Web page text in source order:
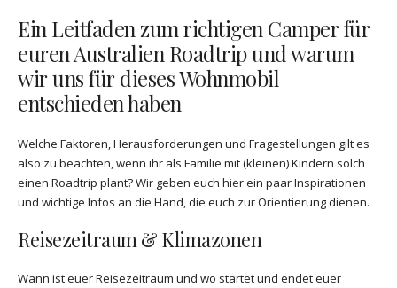
Ein Leitfaden zum richtigen Camper für
euren Australien Roadtrip und warum
wir uns für dieses Wohnmobil
entschieden haben
Welche Faktoren, Herausforderungen und Fragestellungen gilt es
also zu beachten, wenn ihr als Familie mit (kleinen) Kindern solch
einen Roadtrip plant? Wir geben euch hier ein paar Inspirationen
und wichtige Infos an die Hand, die euch zur Orientierung dienen.
Reisezeitraum & Klimazonen
Wann ist euer Reisezeitraum und wo startet und endet euer